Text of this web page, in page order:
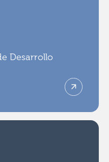
Desarrollo